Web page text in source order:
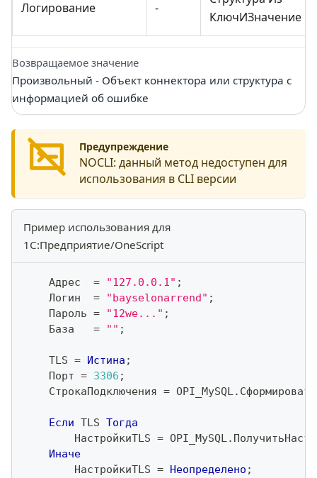
Логирование -
КлючИЗначение
Возвращаемое значение
Произвольный - Объект коннектора или структура с
информацией об ошибке
Предупреждение
NOCLI: данный метод недоступен для
использования в CLI версии
Пример использования для
1С:Предприятие/OneScript
    Адрес
= "127.0.0.1" ;
    Логин
= "bayselonarrend" ;
    Пароль
= "12we..." ;
    База
= "" ;
    TLS
= Истина ;
    Порт
= 3306 ;
    СтрокаПодключения
= OPI_MySQL.
Если TLS Тогда
        НастройкиTLS
= OPI_MySQL.
Иначе
        НастройкиTLS
= Неопределено ;